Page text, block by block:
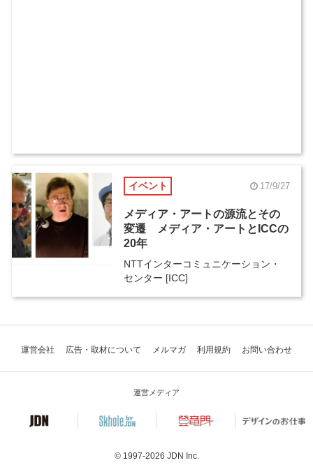
イベント 17/9/27
メディア・アートの源流とその
変遷 メディア・アートとICCの
20年
NTTインターコミュニケーション・
センター [ICC]
運営会社 広告・取材について メルマガ 利用規約 お問い合わせ
運営メディア
© 1997-2026 JDN Inc.